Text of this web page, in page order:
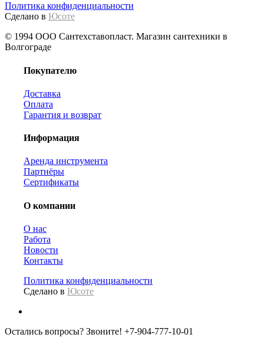
Политика конфиденциальности
Сделано в Юсоте
© 1994 ООО Сантехставопласт. Магазин сантехники в
Волгограде
Покупателю
Доставка
Оплата
Гарантия и возврат
Информация
Аренда инструмента
Партнёры
Сертификаты
О компании
О нас
Работа
Новости
Контакты
Политика конфиденциальности
Сделано в Юсоте
Остались вопросы? Звоните! +7-904-777-10-01